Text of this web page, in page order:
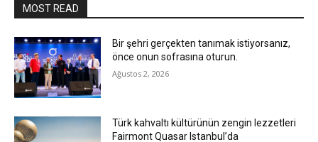
MOST READ
Bir şehri gerçekten tanımak istiyorsanız,
önce onun sofrasına oturun.
Ağustos 2, 2026
Türk kahvaltı kültürünün zengin lezzetleri
Fairmont Quasar Istanbul’da